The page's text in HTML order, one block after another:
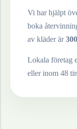
Vi har hjälpt
boka
av kläderär300
Lokala företag
eller inom 48